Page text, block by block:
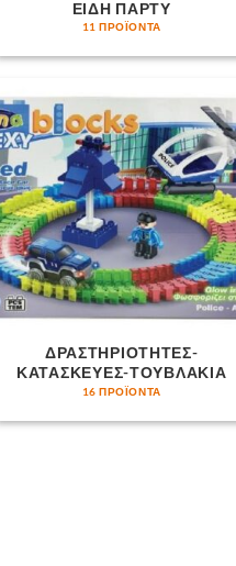
ΕΙΔΗ ΠΑΡΤΥ
11 ΠΡΟΪΌΝΤΑ
ΔΡΑΣΤΗΡΙΟΤΗΤΕΣ-
ΚΑΤΑΣΚΕΥΕΣ-ΤΟΥΒΛΑΚΙΑ
16 ΠΡΟΪΌΝΤΑ